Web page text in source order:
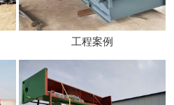
工程案例